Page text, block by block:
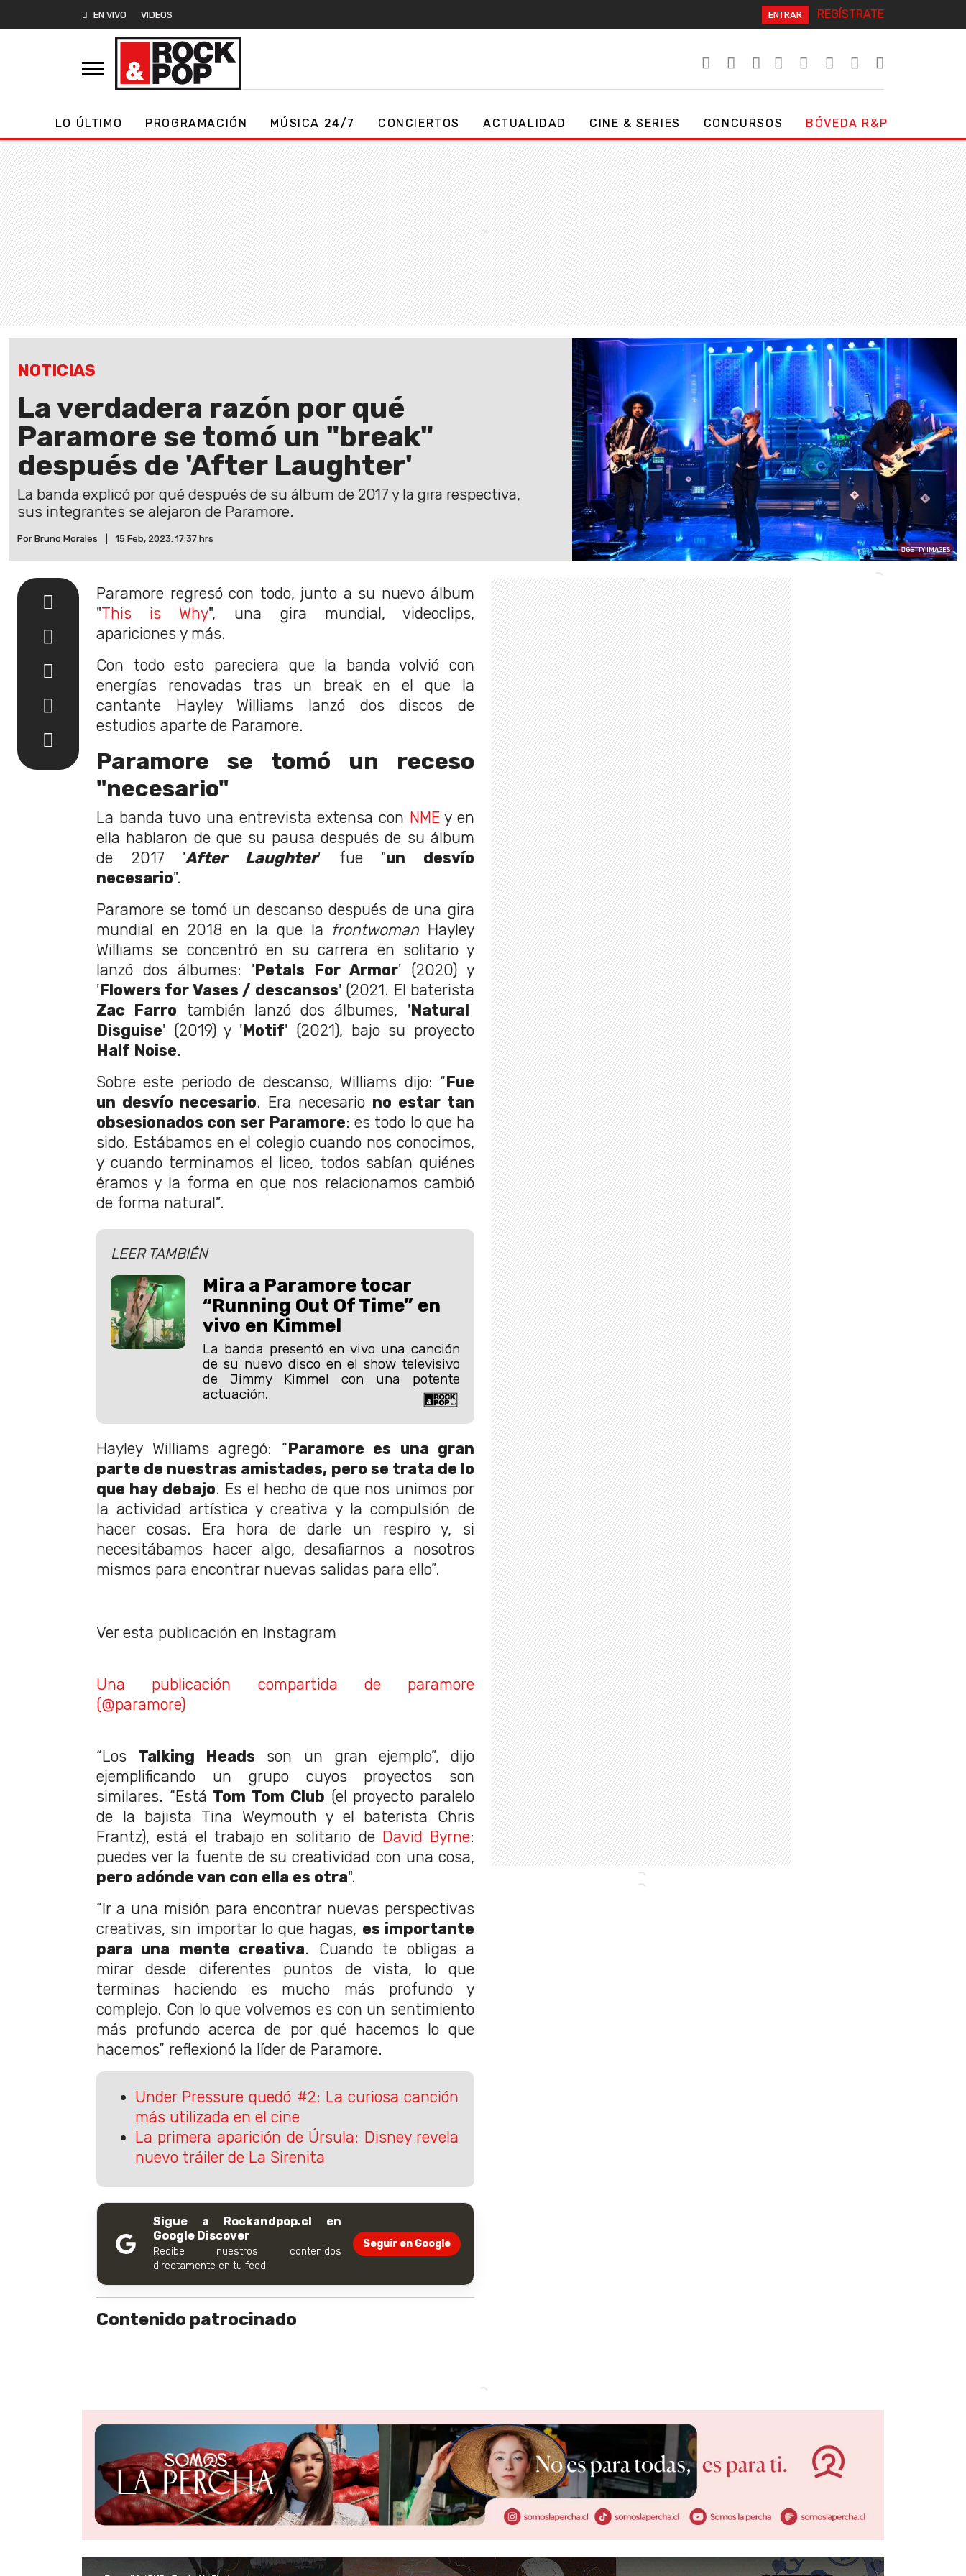
EN VIVO VIDEOS ENTRAR REGÍSTRATE
LO ÚLTIMO PROGRAMACIÓN MÚSICA 24/7 CONCIERTOS ACTUALIDAD CINE & SERIES CONCURSOS BÓVEDA R&P
NOTICIAS
La verdadera razón por qué
Paramore se tomó un "break"
después de 'After Laughter'
La banda explicó por qué después de su álbum de 2017 y la gira respectiva,
sus integrantes se alejaron de Paramore.
Por Bruno Morales 15 Feb, 2023. 17:37 hrs
GETTY IMAGES
Paramore regresó con todo, junto a su nuevo álbum
"This is Why", una gira mundial, videoclips,
apariciones y más.
Con todo esto pareciera que la banda volvió con
energías renovadas tras un break en el que la
cantante Hayley Williams lanzó dos discos de
estudios aparte de Paramore.
Paramore se tomó un receso
"necesario"
La banda tuvo una entrevista extensa con NMEy en
ella hablaron de que su pausa después de su álbum
de 2017 'After Laughter' fue "un desvío
necesario".
Paramore se tomó un descanso después de una gira
mundial en 2018 en la que la frontwoman Hayley
Williams se concentró en su carrera en solitario y
lanzó dos álbumes: 'Petals For Armor' (2020) y
'Flowers for Vases / descansos' (2021. El baterista
Zac Farro también lanzó dos álbumes, 'Natural
Disguise' (2019) y 'Motif' (2021), bajo su proyecto
Half Noise.
Sobre este periodo de descanso, Williams dijo: “Fue
un desvío necesario. Era necesario no estar tan
obsesionados con ser Paramore: es todo lo que ha
sido. Estábamos en el colegio cuando nos conocimos,
y cuando terminamos el liceo, todos sabían quiénes
éramos y la forma en que nos relacionamos cambió
de forma natural”.
LEER TAMBIÉN
Mira a Paramore tocar
“Running Out Of Time” en
vivo en Kimmel
La banda presentó en vivo una canción
de su nuevo disco en el show televisivo
de Jimmy Kimmel con una potente
actuación.
Hayley Williams agregó: “Paramore es una gran
parte de nuestras amistades, pero se trata de lo
que hay debajo. Es el hecho de que nos unimos por
la actividad artística y creativa y la compulsión de
hacer cosas. Era hora de darle un respiro y, si
necesitábamos hacer algo, desafiarnos a nosotros
mismos para encontrar nuevas salidas para ello”.
Ver esta publicación en Instagram
Una publicación compartida de paramore
(@paramore)
“Los Talking Heads son un gran ejemplo”, dijo
ejemplificando un grupo cuyos proyectos son
similares. “Está Tom Tom Club (el proyecto paralelo
de la bajista Tina Weymouth y el baterista Chris
Frantz), está el trabajo en solitario de David Byrne:
puedes ver la fuente de su creatividad con una cosa,
pero adónde van con ella es otra".
“Ir a una misión para encontrar nuevas perspectivas
creativas, sin importar lo que hagas, es importante
para una mente creativa. Cuando te obligas a
mirar desde diferentes puntos de vista, lo que
terminas haciendo es mucho más profundo y
complejo. Con lo que volvemos es con un sentimiento
más profundo acerca de por qué hacemos lo que
hacemos” reflexionó la líder de Paramore.
Under Pressure quedó #2: La curiosa canción
más utilizada en el cine
La primera aparición de Úrsula: Disney revela
nuevo tráiler de La Sirenita
Sigue a Rockandpop.cl en
Google Discover
Recibe nuestros contenidos
directamente en tu feed.
Seguir en Google
Contenido patrocinado